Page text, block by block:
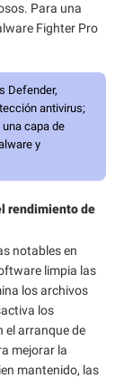
Para una
Fighter Pro
Defender,
antivirus;
capa de
y
rendimiento de
notables en
limpia las
los archivos
los
el arranque de
mejorar la
mantenido, las